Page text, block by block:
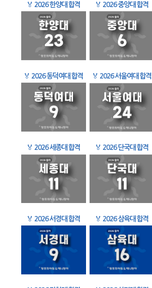
🏅 2026 한양대 합격 🏅 2026 중앙대 합격
🏅 2026 동덕여대 합격 🏅 2026 서울여대 합격
🏅 2026 세종대 합격 🏅 2026 단국대 합격
🏅 2026 서경대 합격 🏅 2026 삼육대 합격